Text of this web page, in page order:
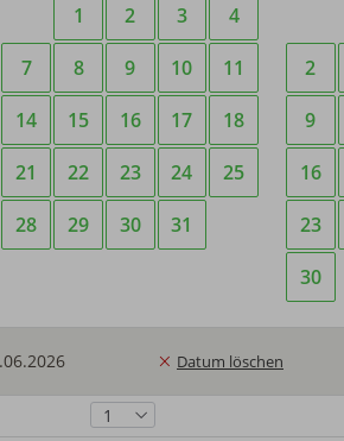
1 2 3
4
7 8 9 10
11
14 15 16 17
18
21 22 23 24
25
28 29 30 31
2
9
16
23
30
Datum löschen
1